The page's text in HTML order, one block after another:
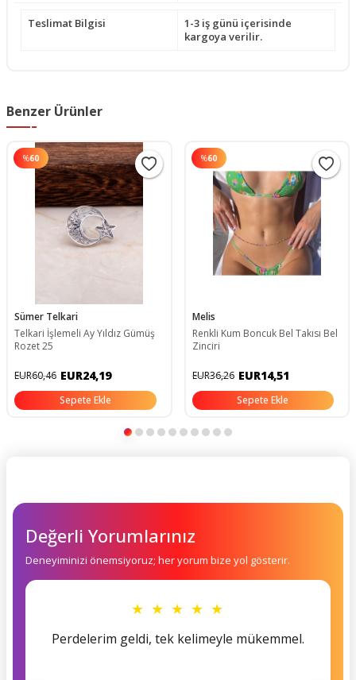
Teslimat Bilgisi
1-3 iş günü içerisinde
kargoya verilir.
Benzer Ürünler
%60
Sümer Telkari
Telkari İşlemeli Ay Yıldız Gümüş
Rozet 25
EUR60,46 EUR24,19
Sepete Ekle
%60
Melis
Renkli Kum Boncuk Bel Takısı Bel
Zinciri
EUR36,26 EUR14,51
Sepete Ekle
Değerli Yorumlarınız
Deneyiminizi önemsiyoruz; her yorum bize yol gösterir.
★ ★ ★ ★ ★
Perdelerim geldi, tek kelimeyle mükemmel.